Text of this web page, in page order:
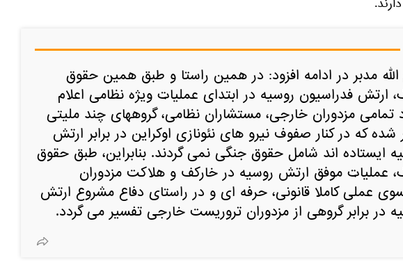
مدبر در ادامه افزود: در همین راستا و طبق همین حقوق
ارتش فدراسیون روسیه در ابتدای عملیات ویژه نظامی اعلام
تمامی مزدوران خارجی، مستشاران نظامی، گروههای چند ملیتی
شده که در کنار صفوف نیرو های نئونازی اوکراین در برابر ارتش
ایستاده اند شامل حقوق جنگی نمی گردند. بنابراین، طبق حقوق
عملیات موفق ارتش روسیه در خارکف و هلاکت مزدوران
عملی کاملا قانونی، حرفه ای و در راستای دفاع مشروع ارتش
در برابر گروهی از مزدوران تروریست خارجی تفسیر می گردد.